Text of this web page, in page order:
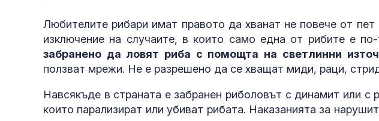
Любителите рибари имат правото да хванат не повече от
изключение на случаите, в които само една от рибите е
забранено да ловят риба с помощта на светлинни
ползват мрежи. Не е разрешено да се хващат миди, раци,
Навсякъде в страната е забранен риболовът с динамит или с
които парализират или убиват рибата. Наказанията за